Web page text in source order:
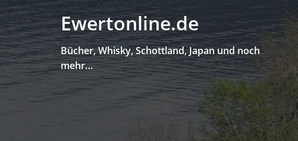
Skip
content
Ewertonline.de
Bücher, Whisky, Schottland, Japan und noch
mehr…